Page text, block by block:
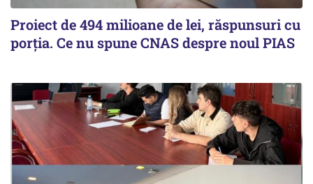
Proiect de 494 milioane de lei, răspunsuri cu
porția. Ce nu spune CNAS despre noul PIAS